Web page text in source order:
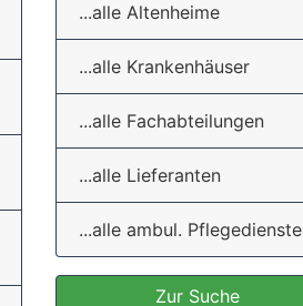
...alle Altenheime
...alle Krankenhäuser
...alle Fachabteilungen
...alle Lieferanten
...alle ambul. Pflegedienste
Zur Suche